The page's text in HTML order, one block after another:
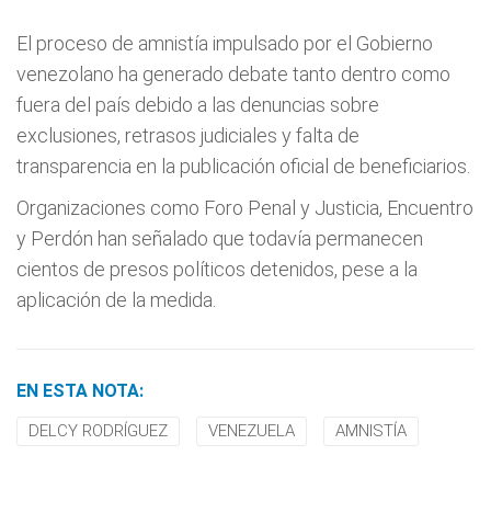
El proceso de amnistía impulsado por el Gobierno
venezolano ha generado debate tanto dentro como
fuera del país debido a las denuncias sobre
exclusiones, retrasos judiciales y falta de
transparencia en la publicación oficial de beneficiarios.
Organizaciones como Foro Penal y Justicia, Encuentro
y Perdón han señalado que todavía permanecen
cientos de presos políticos detenidos, pese a la
aplicación de la medida.
EN ESTA NOTA:
DELCY RODRÍGUEZ VENEZUELA AMNISTÍA